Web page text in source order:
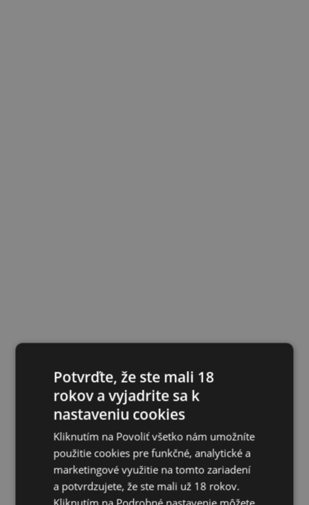
Potvrďte, že ste mali 18
rokov a vyjadrite sa k
nastaveniu cookies
Kliknutím na Povoliť všetko nám umožníte
použitie cookies pre funkčné, analytické a
marketingové využitie na tomto zariadení
a potvrdzujete, že ste mali už 18 rokov.